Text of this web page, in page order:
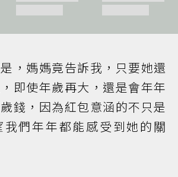
，媽媽竟告訴我，只要她還
即使年歲再大，還是會年年
錢，因為紅包意涵的不只是
們年年都能感受到她的關